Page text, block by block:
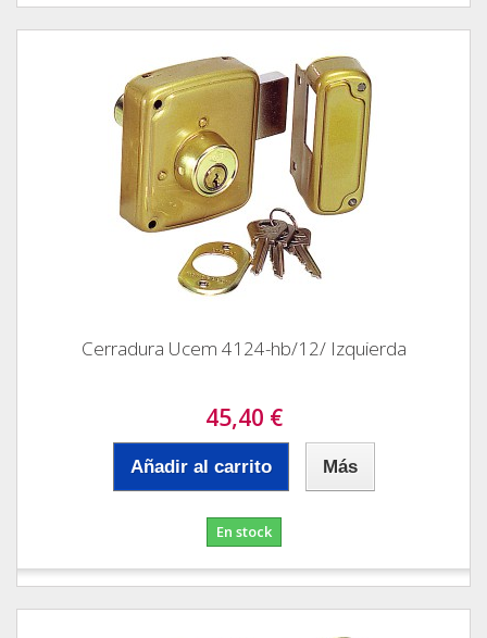
Cerradura Ucem 4124-hb/12/ Izquierda
45,40 €
Añadir al carrito Más
En stock